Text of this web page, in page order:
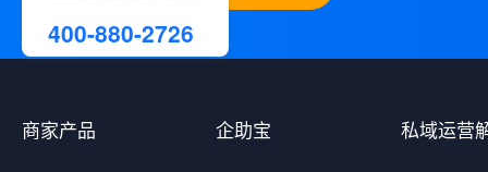
商家产品 企助宝 私域运营
400-880-2726